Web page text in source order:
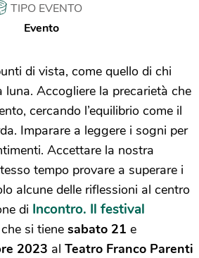
TIPO EVENTO
Evento
di vista, come quello di chi
Accogliere la precarietà che
cercando l’equilibrio come il
Imparare a leggere i sogni per
Accettare la nostra
tempo provare a superare i
alcune delle riflessioni al centro
di Incontro. Il festival
si tiene sabato 21 e
2023 al Teatro Franco Parenti